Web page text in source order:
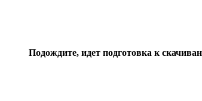
Подождите, идет подготовка к